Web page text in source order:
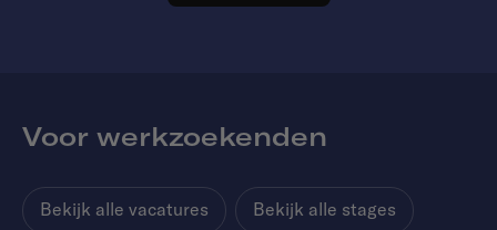
Voor werkzoekenden
Bekijk alle vacatures Bekijk alle stages